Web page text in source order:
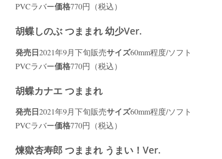
PVCラバー価格770円（税込）
胡蝶しのぶ つままれ 幼少Ver.
発売日2021年9月下旬販売サイズ60mm程度/ソフト
PVCラバー価格770円（税込）
胡蝶カナエ つままれ
発売日2021年9月下旬販売サイズ60mm程度/ソフト
PVCラバー価格770円（税込）
煉獄杏寿郎 つままれ うまい！Ver.